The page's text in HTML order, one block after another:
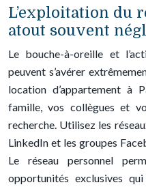
L’exploitation du
atout souvent
Le bouche-à-oreille et
peuvent s’avérer
location d’appartement à
famille, vos collègues et
recherche. Utilisez les
LinkedIn et les groupes
Le réseau personnel
opportunités exclusives